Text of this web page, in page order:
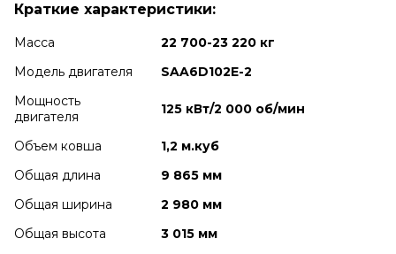
Краткие характеристики:
Масса
22 700-23 220 кг
Модель двигателя
SAA6D102E-2
Мощность
двигателя
125 кВт/2 000 об/мин
Объем ковша
1,2 м.куб
Общая длина
9 865 мм
Общая ширина
2 980 мм
Общая высота
3 015 мм